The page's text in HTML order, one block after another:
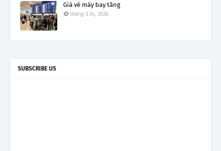
Giá vé máy bay tăng
tháng 3 24, 2026
SUBSCRIBE US